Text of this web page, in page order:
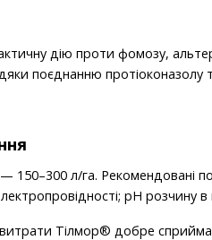
дію проти фомозу,
поєднанню протіоконазолу
л/га. Рекомендовані
рН розчину
Тілмор® добре